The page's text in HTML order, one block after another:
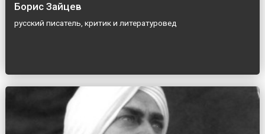
Борис Зайцев
русский писатель, критик и литературовед